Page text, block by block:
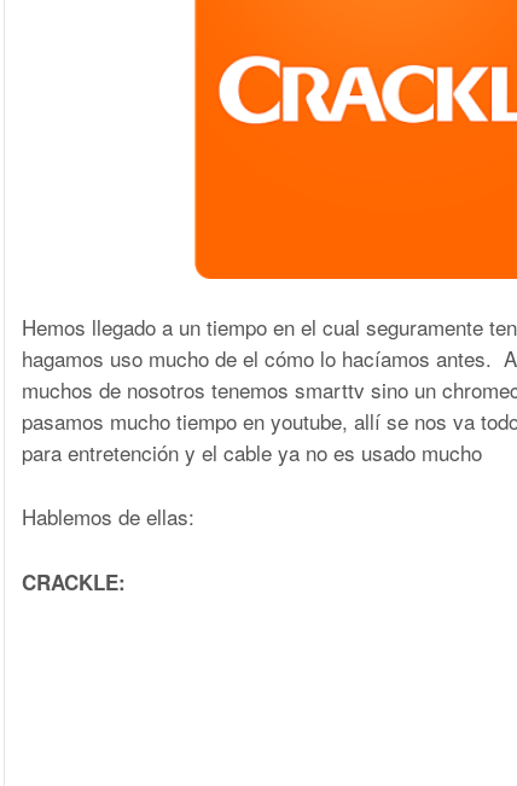
Hemos llegado a un tiempo en el cual seguramente
hagamos uso mucho de el cómo lo hacíamos antes.
muchos de nosotros tenemos smarttv sino un
pasamos mucho tiempo en youtube, allí se nos va
para entretención y el cable ya no es usado mucho
Hablemos de ellas:
CRACKLE: